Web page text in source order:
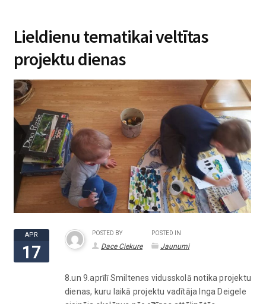
Lieldienu tematikai veltītas
projektu dienas
APR
17
POSTED BY
Dace Ciekure
POSTED IN
Jaunumi
8.un 9.aprīlī Smiltenes vidusskolā notika projektu
dienas, kuru laikā projektu vadītāja Inga Deigele